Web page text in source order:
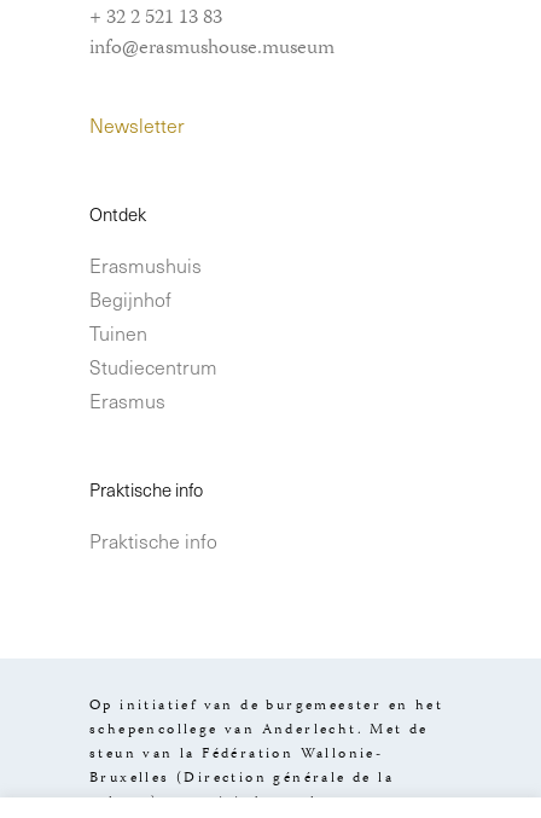
+ 32 2 521 13 83
info@erasmushouse.museum
Newsletter
Ontdek
Erasmushuis
Begijnhof
Tuinen
Studiecentrum
Erasmus
Praktische info
Praktische info
Op initiatief van de burgemeester en het
schepencollege van Anderlecht. Met de
steun van la Fédération Wallonie-
Bruxelles (Direction générale de la
culture), van visit.brussels en van